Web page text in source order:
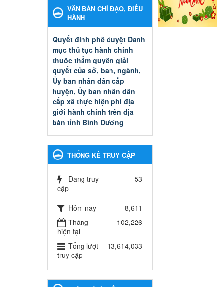
VĂN BẢN CHỈ ĐẠO, ĐIỀU
HÀNH
Quyết đinh phê duyệt Danh
mục thủ tục hành chính
thuộc thẩm quyền giải
quyết của sở, ban, ngành,
Ủy ban nhân dân cấp
huyện, Ủy ban nhân dân
cấp xã thực hiện phi địa
giới hành chính trên địa
bàn tỉnh Bình Dương
thẩm quyền giải quyết của sở,
ban, ngành, Ủy ban nhân dân
cấp xã thực hiện phi địa giới
hành chính trên địa bàn tỉnh
Ngày ban hành: 13/03/2025
Kế hoạch Phổ biến, giáo
dục pháp luật năm 2025 của
ngành Giáo dục và Đào tạo
thành phố Bến Cát
Kế hoạch Phổ biến, giáo dục
pháp luật năm 2025 của
THỐNG KÊ TRUY CẬP
Đang truy
cập
53
Hôm nay
8,611
Tháng
hiện tại
102,226
Tổng lượt
truy cập
13,614,033